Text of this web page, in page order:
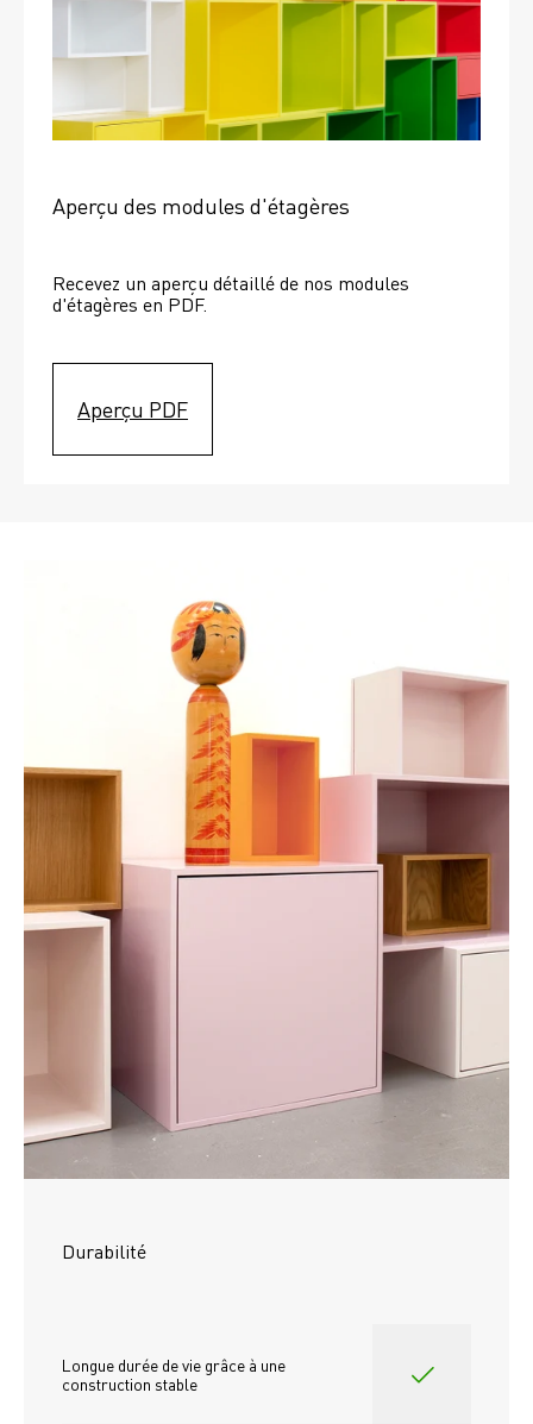
Aperçu des modules d'étagères
Recevez un aperçu détaillé de nos modules
d'étagères en PDF.
Aperçu PDF
Durabilité
Longue durée de vie grâce à une
construction stable